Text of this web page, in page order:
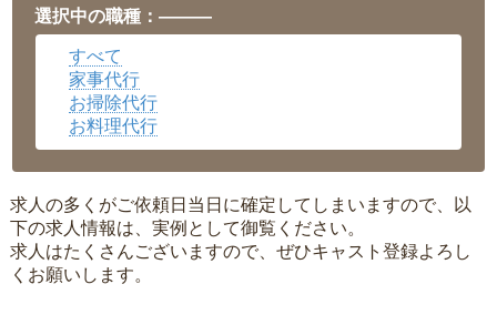
岡山県▼
広島県▼
沖縄県
選択中の職種：———
すべて
家事代行
お掃除代行
お料理代行
求人の多くがご依頼日当日に確定してしまいますので、以
下の求人情報は、実例として御覧ください。
求人はたくさんございますので、ぜひキャスト登録よろし
くお願いします。